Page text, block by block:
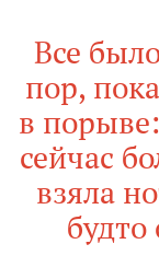
Все
пор,
в
сейчас
взяла
будто